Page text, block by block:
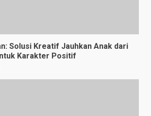
Solusi Kreatif Jauhkan Anak dari
Karakter Positif